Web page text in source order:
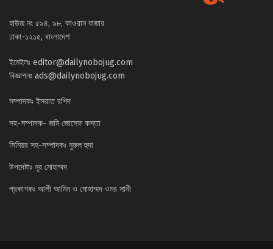
হাউজ নং ৫৯৪, ৯৮, কাওরান বাজার
ঢাকা-১২১৫, বাংলাদেশ
ইমেইলঃ editor@dailynobojug.com
বিজ্ঞাপনঃ ads@dailynobojug.com
সম্পাদকঃ ইসরাত রশিদ
সহ-সম্পাদক- জনি জোসেফ কস্তা
সিনিয়র সহ-সম্পাদকঃ নুরুল হুদা
উপদেষ্টাঃ নূর মোহাম্মদ
প্রকাশকঃ আলী আমিন ও মোহাম্মদ ওমর সানী